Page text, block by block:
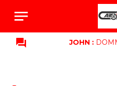
notes
question_answer JOHN :